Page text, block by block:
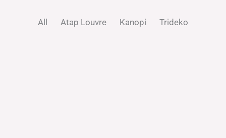
All Atap Louvre Kanopi Trideko